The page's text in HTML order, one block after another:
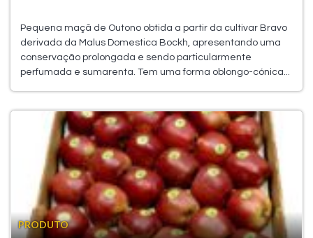
Pequena maçã de Outono obtida a partir da cultivar Bravo
derivada da Malus Domestica Bockh, apresentando uma
conservação prolongada e sendo particularmente
perfumada e sumarenta. Tem uma forma oblongo-cónica...
PRODUTO